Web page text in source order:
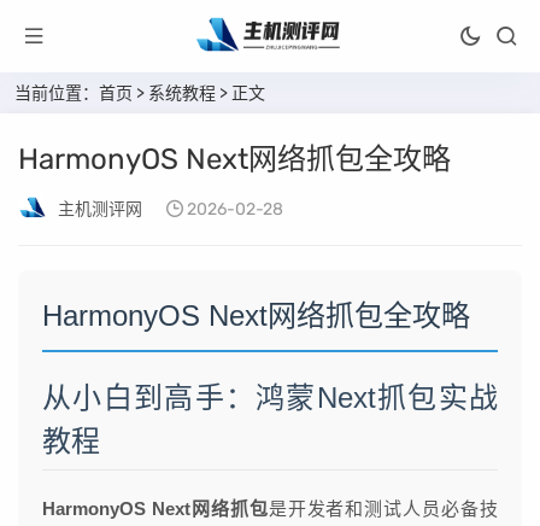
当前位置： 首页 > 系统教程 > 正文
HarmonyOS Next网络抓包全攻略
主机测评网 2026-02-28
HarmonyOS Next网络抓包全攻略
从小白到高手：鸿蒙Next抓包实战
教程
HarmonyOS Next网络抓包是开发者和测试人员必备技